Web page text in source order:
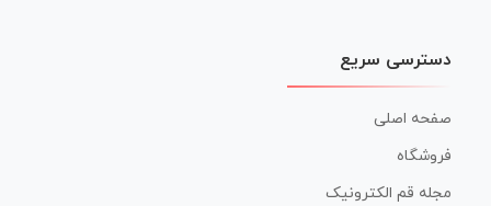
دسترسی سریع
صفحه اصلی
فروشگاه
مجله قم الکترونیک